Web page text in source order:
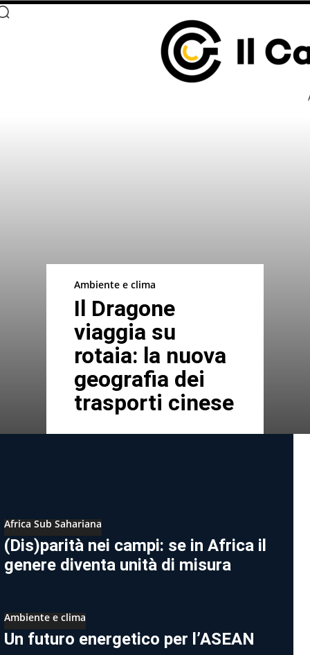
Ambiente e clima
Il Dragone
viaggia su
rotaia: la nuova
geografia dei
trasporti cinese
Africa Sub Sahariana
(Dis)parità nei campi: se in Africa il
genere diventa unità di misura
Ambiente e clima
Un futuro energetico per l’ASEAN